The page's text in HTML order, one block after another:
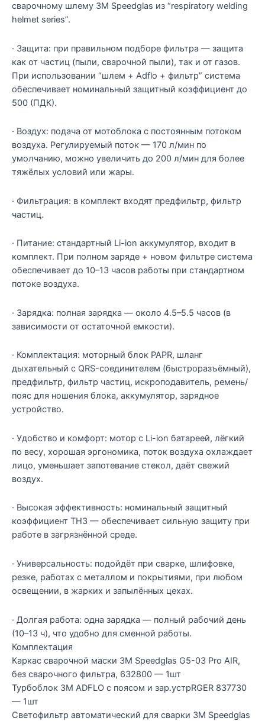
сварочному шлему 3M Speedglas из “respiratory welding
helmet series”.
· Защита: при правильном подборе фильтра — защита
как от частиц (пыли, сварочной пыли), так и от газов.
При использовании “шлем + Adflo + фильтр” система
обеспечивает номинальный защитный коэффициент до
500 (ПДК).
· Воздух: подача от мотоблока с постоянным потоком
воздуха. Регулируемый поток — 170 л/мин по
умолчанию, можно увеличить до 200 л/мин для более
тяжёлых условий или жары.
· Фильтрация: в комплект входят предфильтр, фильтр
частиц.
· Питание: стандартный Li-ion аккумулятор, входит в
комплект. При полном заряде + новом фильтре система
обеспечивает до 10–13 часов работы при стандартном
потоке воздуха.
· Зарядка: полная зарядка — около 4.5–5.5 часов (в
зависимости от остаточной емкости).
· Комплектация: моторный блок PAPR, шланг
дыхательный с QRS-соединителем (быстроразъёмный),
предфильтр, фильтр частиц, искроподавитель, ремень/
пояс для ношения блока, аккумулятор, зарядное
устройство.
· Удобство и комфорт: мотор с Li-ion батареей, лёгкий
по весу, хорошая эргономика, поток воздуха охлаждает
лицо, уменьшает запотевание стекол, даёт свежий
воздух.
· Высокая эффективность: номинальный защитный
коэффициент TH3 — обеспечивает сильную защиту при
работе в загрязнённой среде.
· Универсальность: подойдёт при сварке, шлифовке,
резке, работах с металлом и покрытиями, при любом
освещении, в жарких и запылённых цехах.
· Долгая работа: одна зарядка — полный рабочий день
(10–13 ч), что удобно для сменной работы.
Комплектация
Каркас сварочной маски 3M Speedglas G5-03 Pro AIR,
без сварочного фильтра, 632800 — 1шт
Турбоблок 3M ADFLO с поясом и зар.устрRGER 837730
— 1шт
Светофильтр автоматический для сварки 3M Speedglas